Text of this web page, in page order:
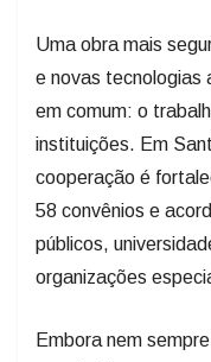
Uma obra mais
e novas tecnologias
em comum: o
instituições. Em
cooperação é
58 convênios e
públicos,
organizações
Embora nem